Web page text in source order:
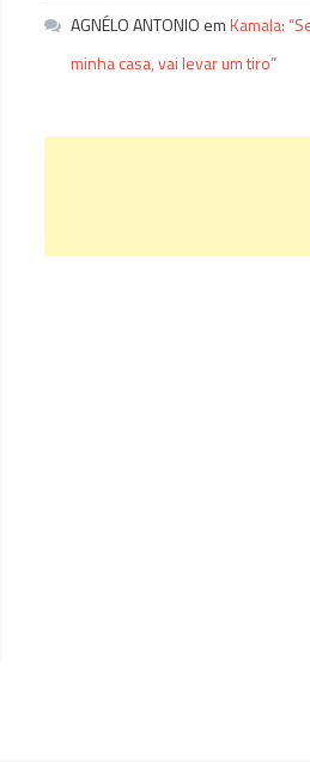
AGNÉLO ANTONIO emKamala:
minha casa, vai levar um tiro”